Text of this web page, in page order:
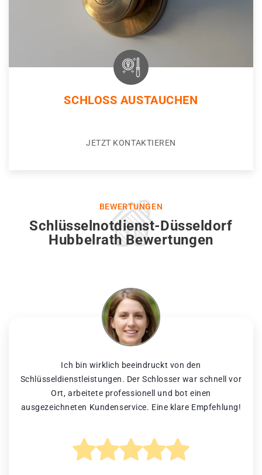
SCHLOSS AUSTAUCHEN
JETZT KONTAKTIEREN
BEWERTUNGEN
Schlüsselnotdienst-Düsseldorf
Hubbelrath Bewertungen
Ich bin wirklich beeindruckt von den
Schlüsseldienstleistungen. Der Schlosser war schnell vor
Ort, arbeitete professionell und bot einen
ausgezeichneten Kundenservice. Eine klare Empfehlung!